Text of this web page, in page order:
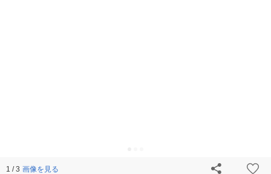
1 / 3 画像を見る